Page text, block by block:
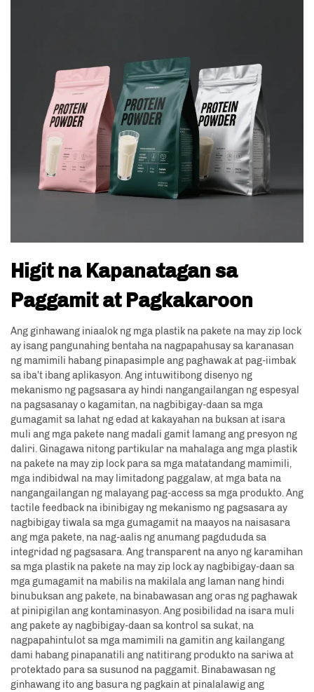
Higit na Kapanatagan sa
Paggamit at Pagkakaroon
Ang ginhawang iniaalok ng mga plastik na pakete na may zip lock
ay isang pangunahing bentaha na nagpapahusay sa karanasan
ng mamimili habang pinapasimple ang paghawak at pag-iimbak
sa iba't ibang aplikasyon. Ang intuwitibong disenyo ng
mekanismo ng pagsasara ay hindi nangangailangan ng espesyal
na pagsasanay o kagamitan, na nagbibigay-daan sa mga
gumagamit sa lahat ng edad at kakayahan na buksan at isara
muli ang mga pakete nang madali gamit lamang ang presyon ng
daliri. Ginagawa nitong partikular na mahalaga ang mga plastik
na pakete na may zip lock para sa mga matatandang mamimili,
mga indibidwal na may limitadong paggalaw, at mga bata na
nangangailangan ng malayang pag-access sa mga produkto. Ang
tactile feedback na ibinibigay ng mekanismo ng pagsasara ay
nagbibigay tiwala sa mga gumagamit na maayos na naisasara
ang mga pakete, na nag-aalis ng anumang pagdududa sa
integridad ng pagsasara. Ang transparent na anyo ng karamihan
sa mga plastik na pakete na may zip lock ay nagbibigay-daan sa
mga gumagamit na mabilis na makilala ang laman nang hindi
binubuksan ang pakete, na binabawasan ang oras ng paghawak
at pinipigilan ang kontaminasyon. Ang posibilidad na isara muli
ang pakete ay nagbibigay-daan sa kontrol sa sukat, na
nagpapahintulot sa mga mamimili na gamitin ang kailangang
dami habang pinapanatili ang natitirang produkto na sariwa at
protektado para sa susunod na paggamit. Binabawasan ng
ginhawang ito ang basura ng pagkain at pinalalawig ang